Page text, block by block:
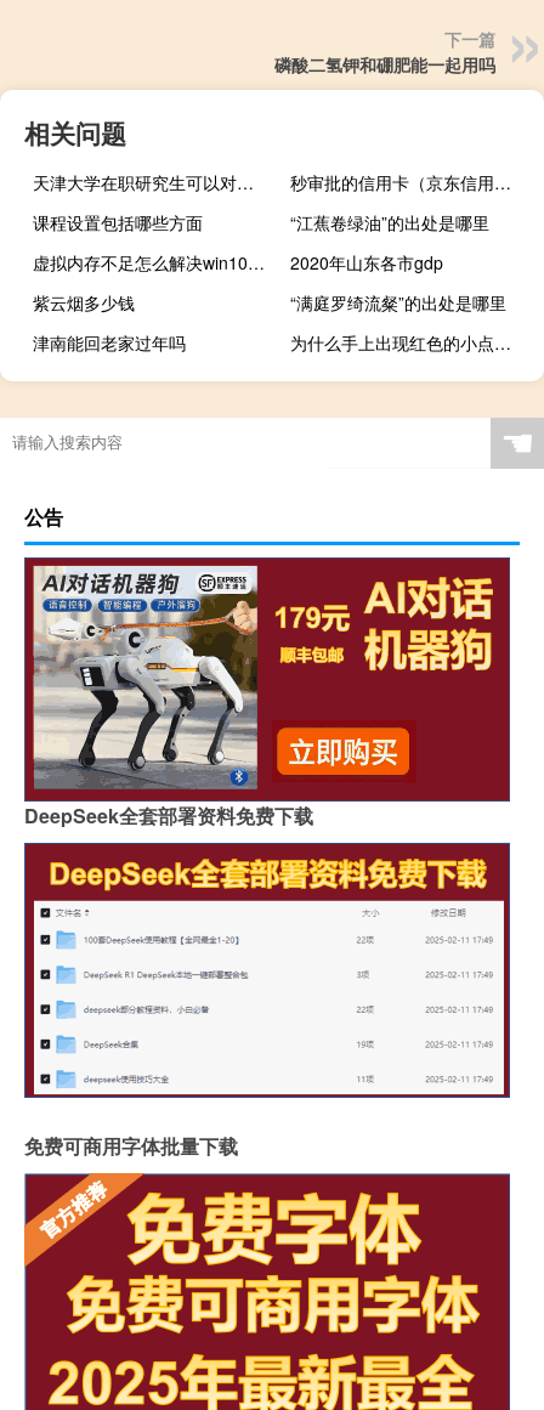
下一篇
磷酸二氢钾和硼肥能一起用吗
相关问题
天津大学在职研究生可以对学历有所提升吗
秒审批的信用卡（京东信用卡申请）
课程设置包括哪些方面
“江蕉卷绿油”的出处是哪里
虚拟内存不足怎么解决win10（虚拟内存不足）
2020年山东各市gdp
紫云烟多少钱
“满庭罗绮流粲”的出处是哪里
津南能回老家过年吗
为什么手上出现红色的小点点（手上出现红色的小点点是怎么回事）
☚
公告
DeepSeek全套部署资料免费下载
免费可商用字体批量下载